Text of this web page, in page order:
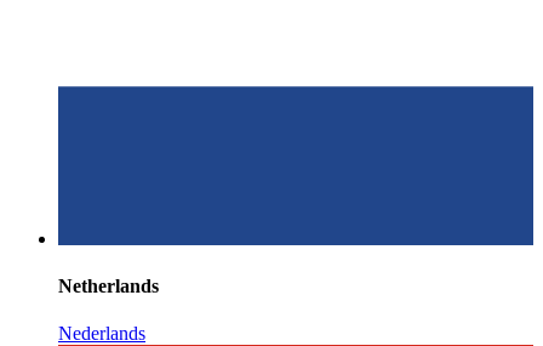
Netherlands
Nederlands